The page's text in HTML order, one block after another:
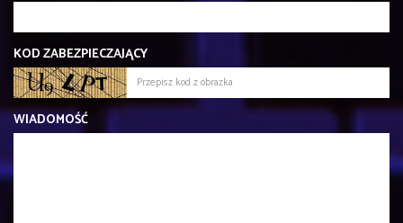
KOD ZABEZPIECZAJĄCY
WIADOMOŚĆ